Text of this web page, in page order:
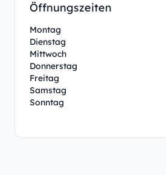
Öffnungszeiten
Montag
Dienstag
Mittwoch
Donnerstag
Freitag
Samstag
Sonntag